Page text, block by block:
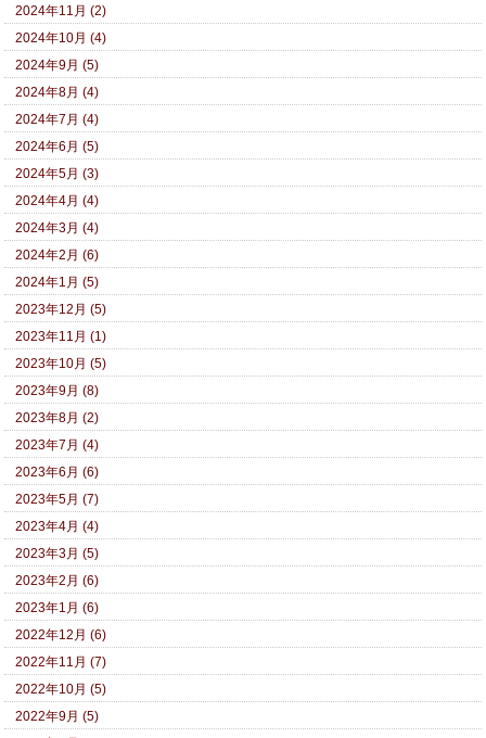
2024年11月 (2)
2024年10月 (4)
2024年9月 (5)
2024年8月 (4)
2024年7月 (4)
2024年6月 (5)
2024年5月 (3)
2024年4月 (4)
2024年3月 (4)
2024年2月 (6)
2024年1月 (5)
2023年12月 (5)
2023年11月 (1)
2023年10月 (5)
2023年9月 (8)
2023年8月 (2)
2023年7月 (4)
2023年6月 (6)
2023年5月 (7)
2023年4月 (4)
2023年3月 (5)
2023年2月 (6)
2023年1月 (6)
2022年12月 (6)
2022年11月 (7)
2022年10月 (5)
2022年9月 (5)